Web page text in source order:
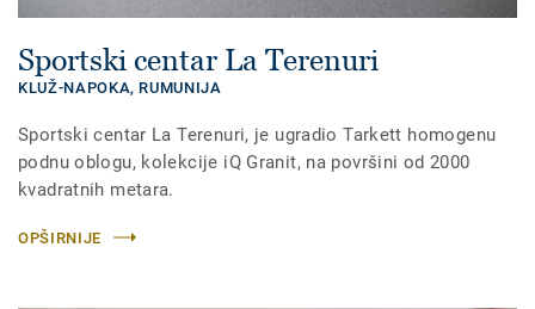
Sportski centar La Terenuri
KLUŽ-NAPOKA, RUMUNIJA
Sportski centar La Terenuri, je ugradio Tarkett homogenu
podnu oblogu, kolekcije iQ Granit, na površini od 2000
kvadratnih metara.
OPŠIRNIJE